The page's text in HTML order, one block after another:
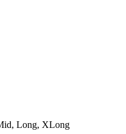
Long, XLong